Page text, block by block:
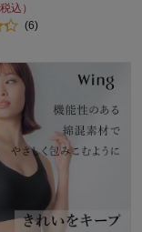
税込）
(6)